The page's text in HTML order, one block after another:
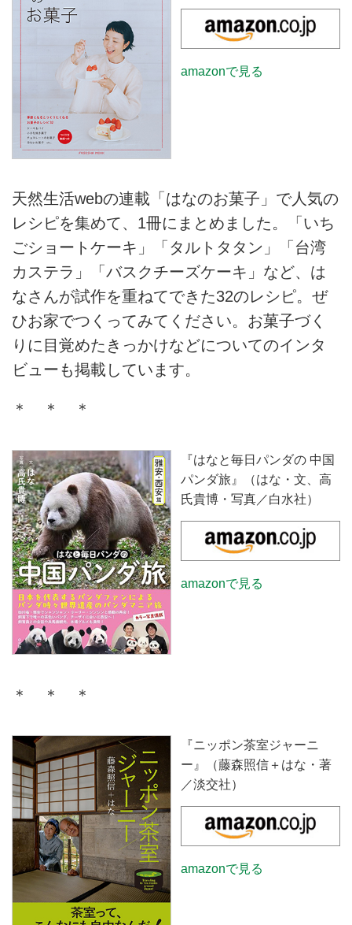
amazonで見る
天然生活webの連載「はなのお菓子」で人気の
レシピを集めて、1冊にまとめました。「いち
ごショートケーキ」「タルトタタン」「台湾
カステラ」「バスクチーズケーキ」など、は
なさんが試作を重ねてできた32のレシピ。ぜ
ひお家でつくってみてください。お菓子づく
りに目覚めたきっかけなどについてのインタ
ビューも掲載しています。
＊ ＊ ＊
『はなと毎日パンダの 中国
パンダ旅』（はな・文、高
氏貴博・写真／白水社）
amazonで見る
＊ ＊ ＊
『ニッポン茶室ジャーニ
ー』（藤森照信＋はな・著
／淡交社）
amazonで見る